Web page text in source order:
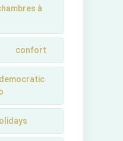
à
confort